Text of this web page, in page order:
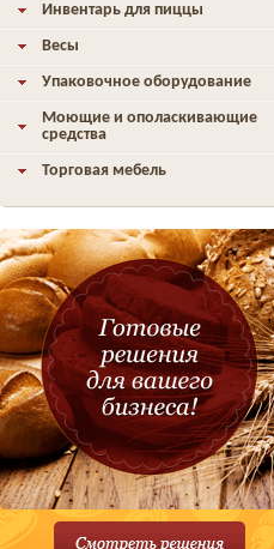
Инвентарь для пиццы
Весы
Упаковочное оборудование
Моющие и ополаскивающие
средства
Торговая мебель